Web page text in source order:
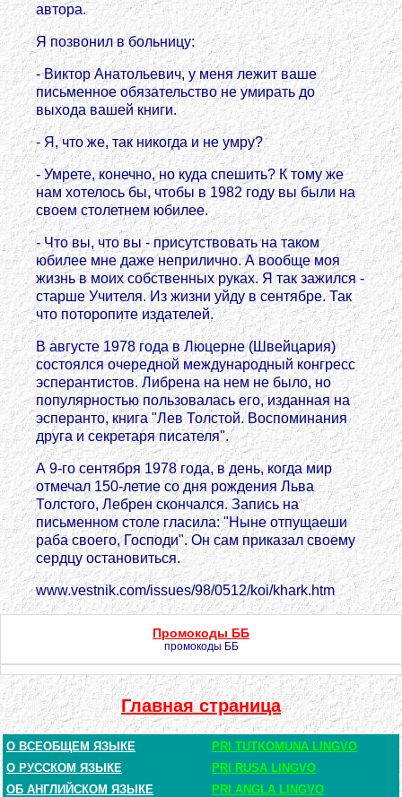
автора.
Я позвонил в больницу:
- Виктoр Анатольевич, у меня лежит ваше
письменное обязательство не умирать до
выхода вашей книги.
- Я, что же, так никогда и не умру?
- Умрете, конечно, но куда спешить? К тому же
нам хотелось бы, чтобы в 1982 году вы были на
своем столетнем юбилее.
- Что вы, что вы - присутствовать на таком
юбилее мне даже неприлично. А вообще моя
жизнь в моих собственных руках. Я так зажился -
старше Учителя. Из жизни уйду в сентябре. Так
что поторопите издателей.
В августе 1978 года в Люцерне (Швейцария)
состоялся очередной международный конгресс
эсперантистов. Либрена на нем не было, но
популярностью пользовалась его, изданная на
эсперанто, книга "Лев Толстой. Воспоминания
друга и секретаря писателя".
А 9-го сентября 1978 года, в день, когда мир
отмечал 150-летие со дня рождения Льва
Толстого, Лебрен скончался. Запись на
письменном столе гласила: "Ныне отпущаеши
раба своего, Господи". Он сам приказал своему
сердцу остановиться.
www.vestnik.com/issues/98/0512/koi/khark.htm
Промокоды ББ
промокоды ББ
Главная страница
О ВСЕОБЩЕМ ЯЗЫКЕ
PRI TUTKOMUNA LINGVO
О РУССКОМ ЯЗЫКЕ
PRI RUSA LINGVO
ОБ АНГЛИЙСКОМ ЯЗЫКЕ
PRI ANGLA LINGVO